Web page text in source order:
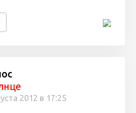
2012 в 17:25